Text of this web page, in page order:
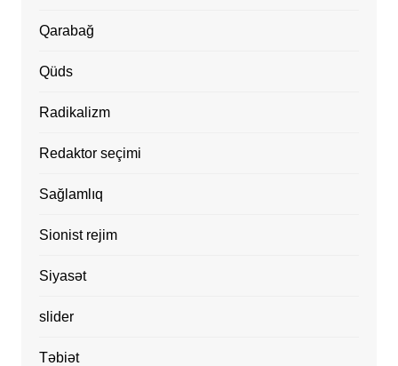
Qarabağ
Qüds
Radikalizm
Redaktor seçimi
Sağlamlıq
Sionist rejim
Siyasət
slider
Təbiət